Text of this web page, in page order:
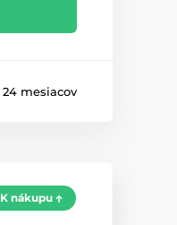
24 mesiacov
K nákupu